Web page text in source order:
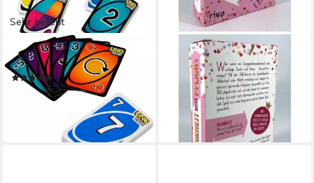
Sehr beliebt
MATTEL GAMES
Spiel UNO Flip, Kartenspiel
(50)
ab 8,23 € UVP12,99 €
lieferbar - in 1-2 Werktagen bei dir
Spiel Wahrheit oder Pflicht -
Die Junggesellinnenabschied-
Edition
ab 11,92 €
lieferbar - in 3-4 Werktagen bei dir